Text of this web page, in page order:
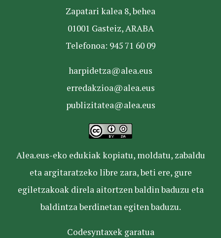
Zapatari kalea 8, behea
01001 Gasteiz, ARABA
Telefonoa: 945 71 60 09
harpidetza@alea.eus
erredakzioa@alea.eus
publizitatea@alea.eus
Alea.eus-eko edukiak kopiatu, moldatu, zabaldu
eta argitaratzeko libre zara, beti ere, gure
egiletzakoak direla aitortzen baldin baduzu eta
baldintza berdinetan egiten baduzu.
Codesyntaxek garatua